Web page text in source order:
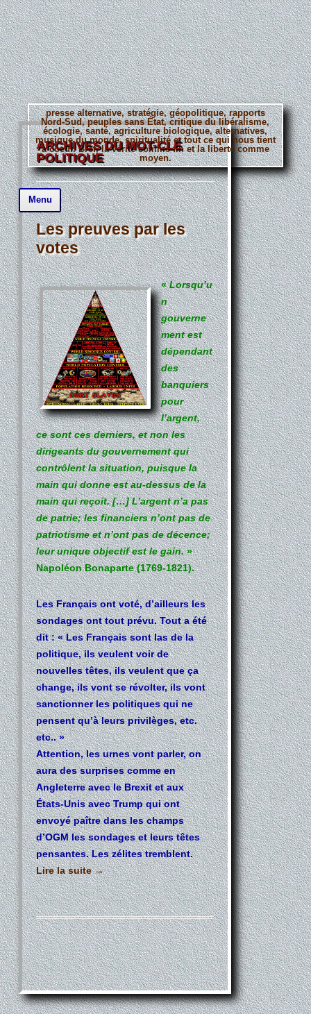
presse alternative, stratégie, géopolitique, rapports
Nord-Sud, peuples sans État, critique du libéralisme,
écologie, santé, agriculture biologique, alternatives,
musique du monde, spiritualité et tout ce qui nous tient
à coeur. Bref, la vérité comme fin et la liberté comme
moyen.
Menu
Aller
au
contenu
principal
ARCHIVES DU MOT-CLÉ
POLITIQUE
Les preuves par les
votes
«Lorsqu’u
n
gouverne
ment est
dépendant
des
banquiers
pour
l’argent,
ce sont ces derniers, et non les
dirigeants du gouvernement qui
contrôlent la situation, puisque la
main qui donne est au-dessus de la
main qui reçoit. […] L’argent n’a pas
de patrie; les financiers n’ont pas de
patriotisme et n’ont pas de décence;
leur unique objectif est le gain.»
Napoléon Bonaparte (1769-1821).
Les Français ont voté, d’ailleurs les
sondages ont tout prévu. Tout a été
dit : « Les Français sont las de la
politique, ils veulent voir de
nouvelles têtes, ils veulent que ça
change, ils vont se révolter, ils vont
sanctionner les politiques qui ne
pensent qu’à leurs privilèges, etc.
etc.. »
Attention, les urnes vont parler, on
aura des surprises comme en
Angleterre avec le Brexit et aux
États-Unis avec Trump qui ont
envoyé paître dans les champs
d’OGM les sondages et leurs têtes
pensantes. Les zélites tremblent.
Lire la suite→